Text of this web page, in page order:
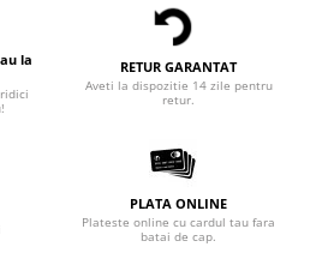
la
RETUR GARANTAT
Aveti la dispozitie 14 zile pentru
retur.
PLATA ONLINE
Plateste online cu cardul tau fara
batai de cap.